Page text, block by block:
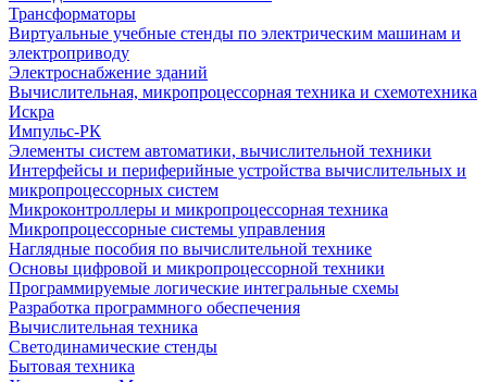
Трансформаторы
Виртуальные учебные стенды по электрическим машинам и
электроприводу
Электроснабжение зданий
Вычислительная, микропроцессорная техника и схемотехника
Искра
Импульс-РК
Элементы систем автоматики, вычислительной техники
Интерфейсы и периферийные устройства вычислительных и
микропроцессорных систем
Микроконтроллеры и микропроцессорная техника
Микропроцессорные системы управления
Наглядные пособия по вычислительной технике
Основы цифровой и микропроцессорной техники
Программируемые логические интегральные схемы
Разработка программного обеспечения
Вычислительная техника
Светодинамические стенды
Бытовая техника